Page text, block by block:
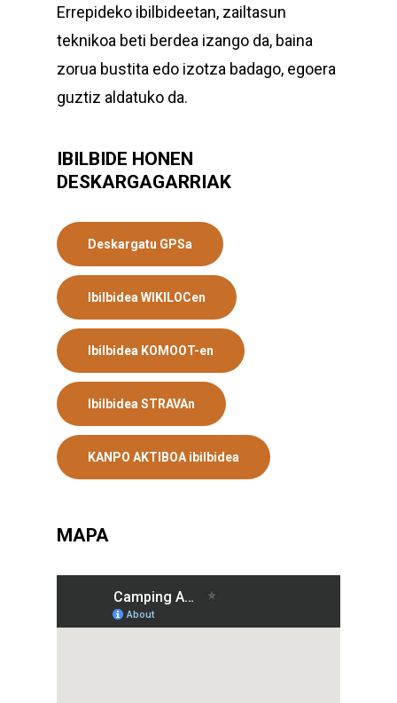
Errepideko ibilbideetan, zailtasun
teknikoa beti berdea izango da, baina
zorua bustita edo izotza badago, egoera
guztiz aldatuko da.
IBILBIDE HONEN
DESKARGAGARRIAK
Deskargatu GPSa
Ibilbidea WIKILOCen
Ibilbidea KOMOOT-en
Ibilbidea STRAVAn
KANPO AKTIBOA ibilbidea
MAPA